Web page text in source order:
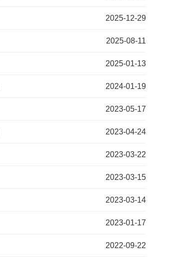
2025-12-29
2025-08-11
2025-01-13
2024-01-19
2023-05-17
2023-04-24
2023-03-22
2023-03-15
2023-03-14
2023-01-17
2022-09-22